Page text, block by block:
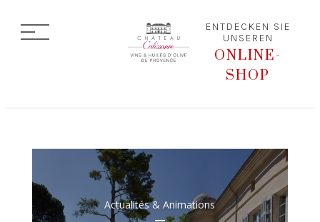
ENTDECKEN SIE
UNSEREN
ONLINE-
SHOP
Actualités & Animations